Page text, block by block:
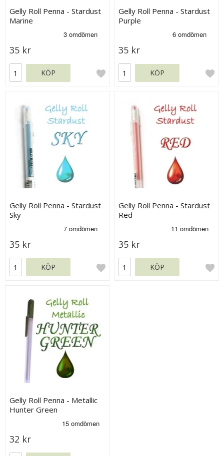
Gelly Roll Penna - Stardust
Marine
35 kr
KÖP
Gelly Roll Penna - Stardust
Purple
35 kr
KÖP
Gelly Roll Penna - Stardust
Sky
35 kr
KÖP
Gelly Roll Penna - Stardust
Red
35 kr
KÖP
Gelly Roll Penna - Metallic
Hunter Green
32 kr